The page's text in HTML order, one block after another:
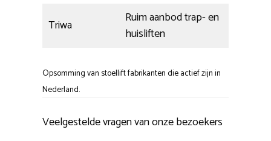
Triwa
Ruim aanbod trap- en
huisliften
Opsomming van stoellift fabrikanten die actief zijn in
Nederland.
Veelgestelde vragen van onze bezoekers